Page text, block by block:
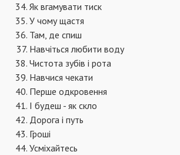
Як вгамувати тиск
У чому щастя
Там, де спиш
Навчіться любити воду
Чистота зубів і рота
Навчися чекати
Перше одкровення
І будеш - як скло
Дорога і путь
Гроші
Усміхайтесь